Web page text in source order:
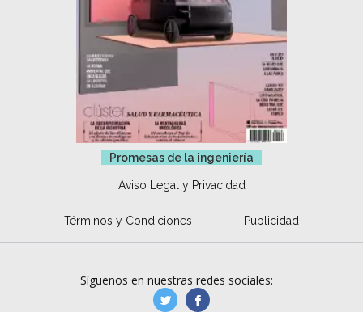
Promesas de la ingeniería
Aviso Legal y Privacidad
Términos y Condiciones Publicidad
Síguenos en nuestras redes sociales:
manufacturaGE